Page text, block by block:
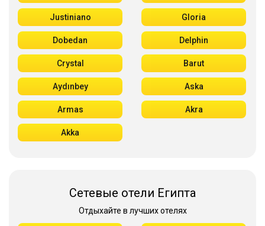
Justiniano Gloria
Dobedan Delphin
Crystal Barut
Aydınbey Aska
Armas Akra
Akka
Сетевые отели Египта
Отдыхайте в лучших отелях